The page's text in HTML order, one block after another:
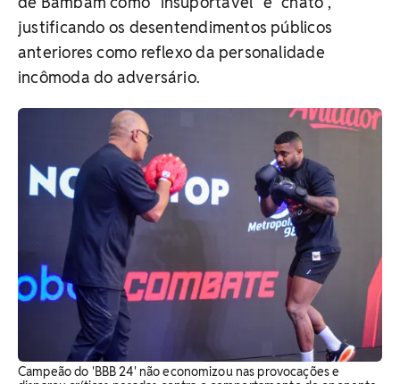
justificando os desentendimentos públicos
anteriores como reflexo da personalidade
incômoda do adversário.
Campeão do 'BBB 24' não economizou nas provocações e